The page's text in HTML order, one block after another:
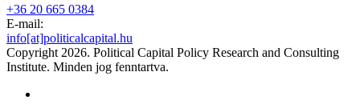
+36 20 665 0384
E-mail:
info[at]politicalcapital.hu
Copyright 2026. Political Capital Policy Research and Consulting
Institute. Minden jog fenntartva.